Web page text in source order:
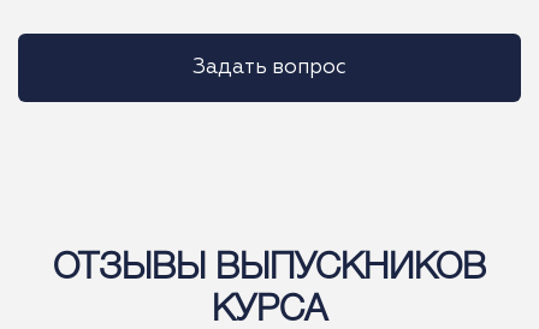
Задать вопрос
ОТЗЫВЫ ВЫПУСКНИКОВ
КУРСА